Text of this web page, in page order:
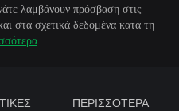
λαμβάνουν πρόσβαση στις
στα σχετικά δεδομένα κατά τη
ΠΕΡΙΣΣΟΤΕΡΑ